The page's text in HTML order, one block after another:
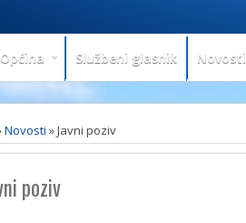
Općina Službeni glasnik Novosti
Novosti »Javni poziv
poziv